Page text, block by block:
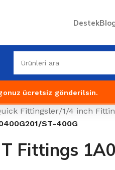
Destek
ücretsiz gönderilsin.
Fittingsler/1/4 inch
ST-400G
Fittings